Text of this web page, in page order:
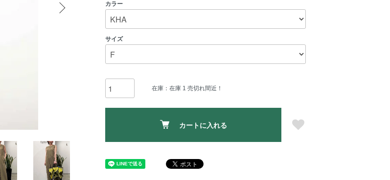
カラー
サイズ
在庫：在庫 1 売切れ間近！
カートに入れる